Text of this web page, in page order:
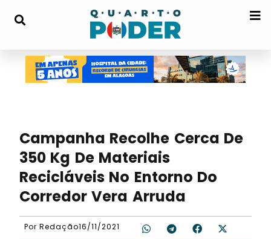
Campanha Recolhe Cerca De
350 Kg De Materiais
Recicláveis No Entorno Do
Corredor Vera Arruda
Por Redação16/11/2021